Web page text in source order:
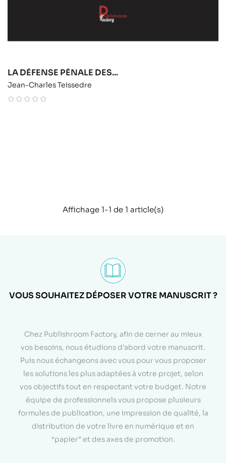
LA DÉFENSE PÉNALE DES...
Jean-Charles Teissedre
Affichage 1-1 de 1 article(s)
VOUS SOUHAITEZ DÉPOSER VOTRE MANUSCRIT ?
Chez Publishroom Factory, afin de cerner au mieux
vos besoins, nous étudions d’abord votre manuscrit.
Puis nous échangeons avec vous pour vous proposer
les solutions les plus adaptées à votre projet, selon
vos objectifs tout en respectant votre budget. Notre
équipe de professionnels vous propose plusieurs
formules de publication, une impression de qualité, la
distribution de votre livre en numérique et en
“papier” et des axes de promotion.